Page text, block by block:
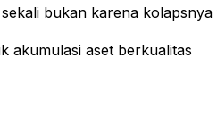
bukan karena
akumulasi aset berkualitas